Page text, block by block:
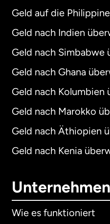
Geld auf die
Geld nach Indien
Geld nach Simbabwe
Geld nach Ghana
Geld nach Kolumbien
Geld nach Marokko
Geld nach Äthiopien
Geld nach Kenia
Unternehmen
Wie es funktioniert